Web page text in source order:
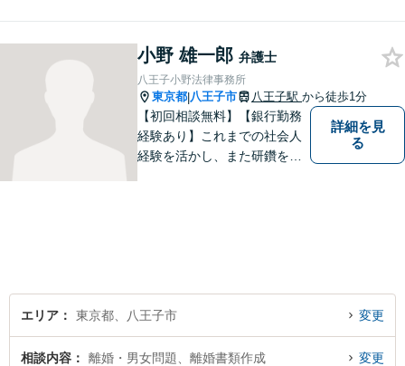
護士の裁量により費用の分割
が可能です。法律事務所リベ
ルタ再生はこれに該当いたし
ます。
小野 雄一郎 弁護士
八王子小野法律事務所
東京都|八王子市 八王子駅 から徒歩1分
【初回相談無料】【銀行勤務
経験あり】これまでの社会人
経験を活かし、また研鑽を怠
詳細を見
る
エリア 東京都、八王子市 変更
相談内容 離婚・男女問題、離婚書類作成 変更